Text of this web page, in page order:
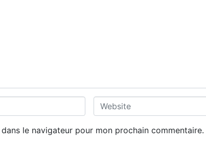
W
e
b
le navigateur pour mon prochain commentaire.